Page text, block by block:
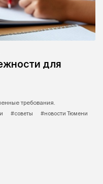
для
требования.
#советы
#новости Тюмени